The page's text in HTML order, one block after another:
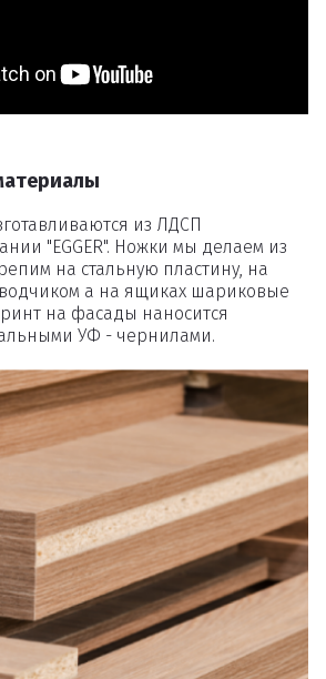
из ЛДСП
"EGGER". Ножки мы делаем из
на стальную пластину, на
а на ящиках шариковые
на фасады наносится
УФ - чернилами.
из корзины?
Удалить